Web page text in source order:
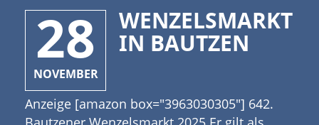
28
NOVEMBER
WENZELSMARKT
IN BAUTZEN
Anzeige [amazon box="3963030305"] 642.